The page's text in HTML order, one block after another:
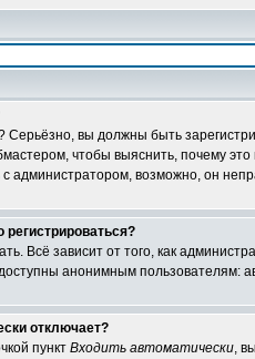
Серьёзно, вы должны быть
чтобы выяснить, почему
с администратором, возможно, он
Всё зависит от того, как
анонимным пользователям:
отключает?
пункт Входить автоматически,